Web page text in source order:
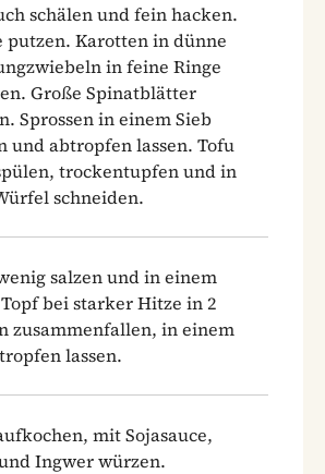
schälen und fein hacken.
putzen. Karotten in dünne
in feine Ringe
Große Spinatblätter
Sprossen in einem Sieb
und abtropfen lassen. Tofu
trockentupfen und in
schneiden.
salzen und in einem
bei starker Hitze in 2
zusammenfallen, in einem
lassen.
mit Sojasauce,
Ingwer würzen.